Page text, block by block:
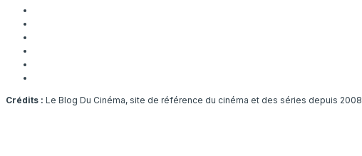
Crédits : Le Blog Du Cinéma, site de référence du cinéma et des séries depuis 2008